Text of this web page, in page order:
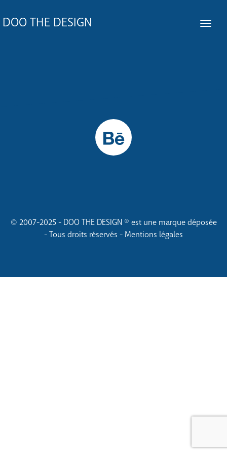
DOO THE DESIGN
© 2007-2025 - DOO THE DESIGN ® est une marque déposée
- Tous droits réservés - Mentions légales